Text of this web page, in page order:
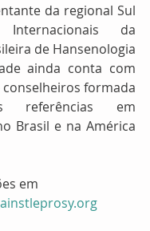
da regional Sul
da
de Hansenologia
ainda conta com
formada
referências em
Brasil e na América
em